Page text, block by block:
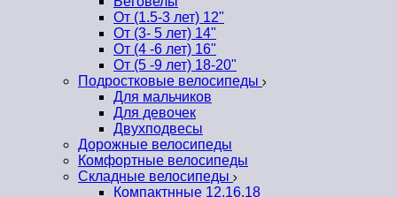
От (1.5-3 лет) 12"
От (3- 5 лет) 14"
От (4 -6 лет) 16"
От (5 -9 лет) 18-20"
Подростковые велосипеды
Для мальчиков
Для девочек
Двухподвесы
Дорожные велосипеды
Комфортные велосипеды
Складные велосипеды
Компактнные 12,16,18